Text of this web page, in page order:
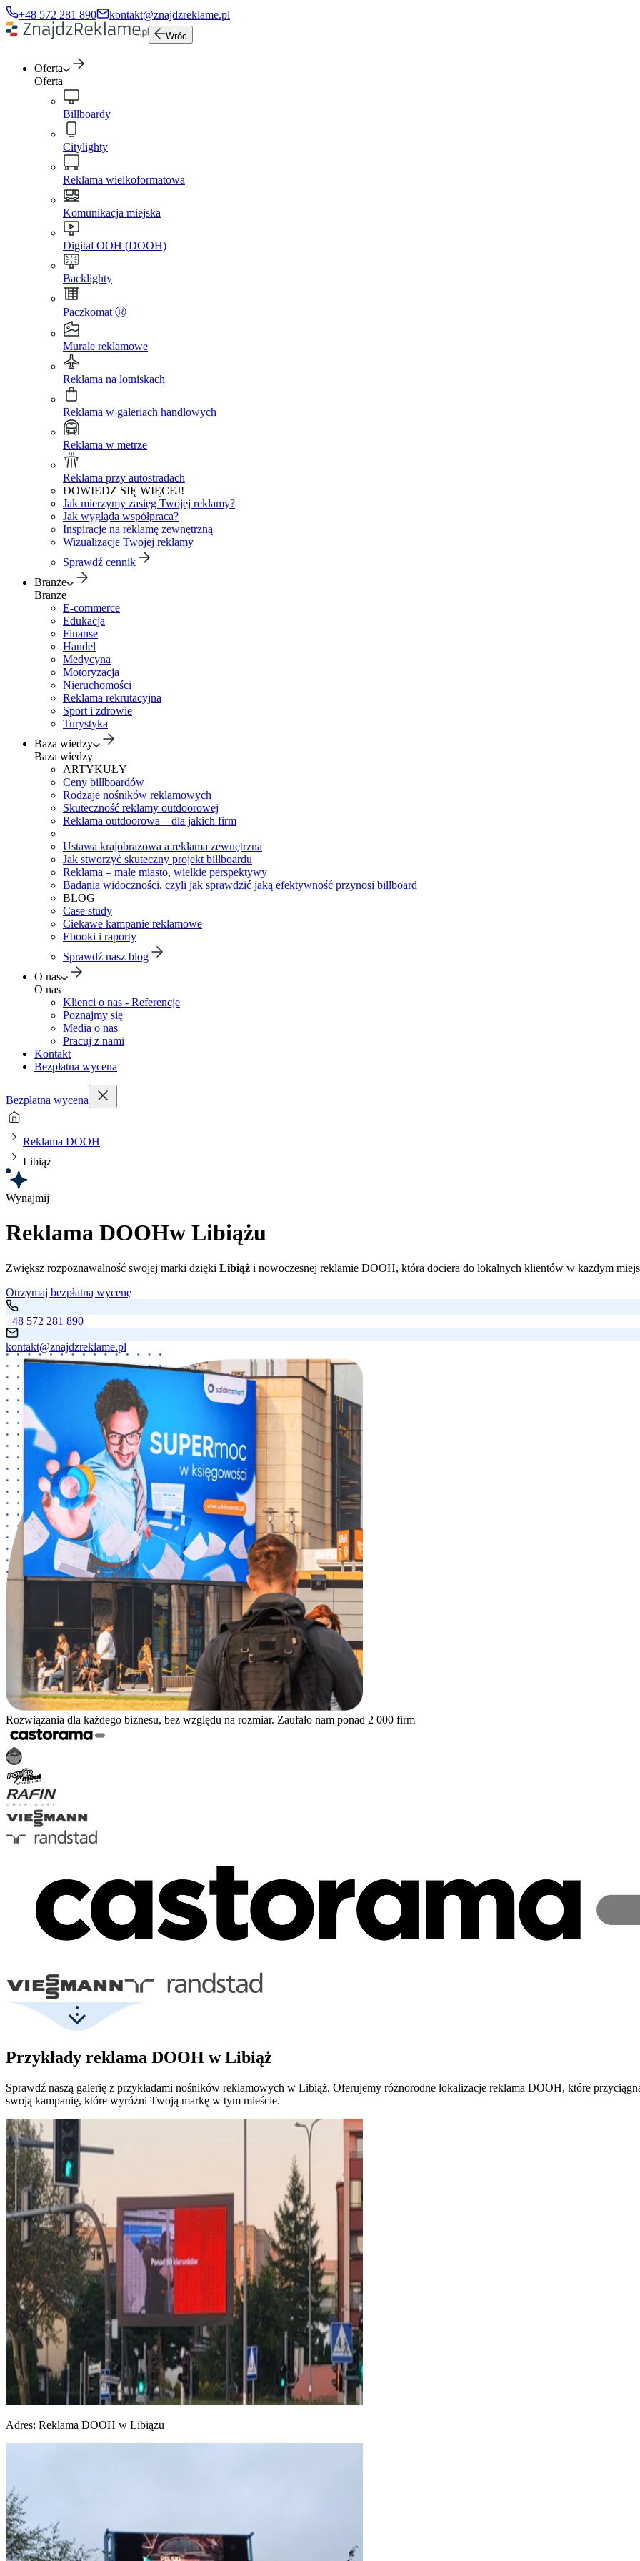
+48 572 281 890 kontakt@znajdzreklame.pl
Wróc
Oferta
Oferta
Billboardy
Citylighty
Reklama wielkoformatowa
Komunikacja miejska
Digital OOH (DOOH)
Backlighty
Paczkomat Ⓡ
Murale reklamowe
Reklama na lotniskach
Reklama w galeriach handlowych
Reklama w metrze
Reklama przy autostradach
DOWIEDZ SIĘ WIĘCEJ!
Jak mierzymy zasięg Twojej reklamy?
Jak wygląda współpraca?
Inspiracje na reklamę zewnętrzną
Wizualizacje Twojej reklamy
Sprawdź cennik
Branże
Branże
E-commerce
Edukacja
Finanse
Handel
Medycyna
Motoryzacja
Nieruchomości
Reklama rekrutacyjna
Sport i zdrowie
Turystyka
Baza wiedzy
Baza wiedzy
ARTYKUŁY
Ceny billboardów
Rodzaje nośników reklamowych
Skuteczność reklamy outdoorowej
Reklama outdoorowa – dla jakich firm
Ustawa krajobrazowa a reklama zewnętrzna
Jak stworzyć skuteczny projekt billboardu
Reklama – małe miasto, wielkie perspektywy
Badania widoczności, czyli jak sprawdzić jaką efektywność przynosi billboard
BLOG
Case study
Ciekawe kampanie reklamowe
Ebooki i raporty
Sprawdź nasz blog
O nas
O nas
Klienci o nas - Referencje
Poznajmy się
Media o nas
Pracuj z nami
Kontakt
Bezpłatna wycena
Bezpłatna wycena
Reklama DOOH
Libiąż
Wynajmij
Reklama DOOHw Libiążu
Zwiększ rozpoznawalność swojej marki dzięki Libiąż i nowoczesnej reklamie DOOH, która dociera do lokalnych klientów w każdym
Otrzymaj bezpłatną wycenę
+48 572 281 890
kontakt@znajdzreklame.pl
Rozwiązania dla każdego biznesu, bez względu na rozmiar. Zaufało nam ponad 2 000 firm
Przykłady reklama DOOH w Libiąż
Sprawdź naszą galerię z przykładami nośników reklamowych w Libiąż. Oferujemy różnorodne lokalizacje reklama DOOH, które
swoją kampanię, które wyróżni Twoją markę w tym mieście.
Adres: Reklama DOOH w Libiążu